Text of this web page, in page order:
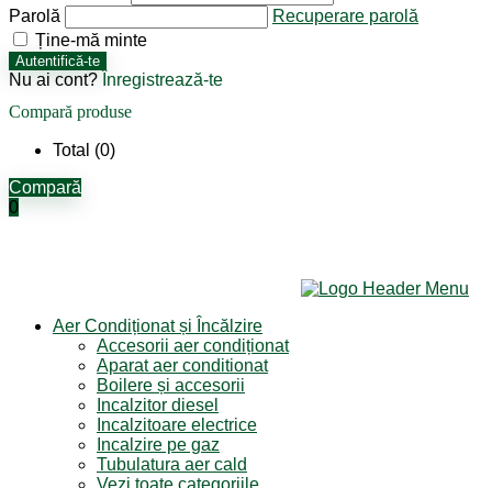
Parolă
Recuperare parolă
Ține-mă minte
Autentifică-te
Nu ai cont? Înregistrează-te
Compară produse
Total (0)
Compară
0
Aer Condiționat și Încălzire
Accesorii aer condiționat
Aparat aer conditionat
Boilere și accesorii
Incalzitor diesel
Incalzitoare electrice
Incalzire pe gaz
Tubulatura aer cald
Vezi toate categoriile